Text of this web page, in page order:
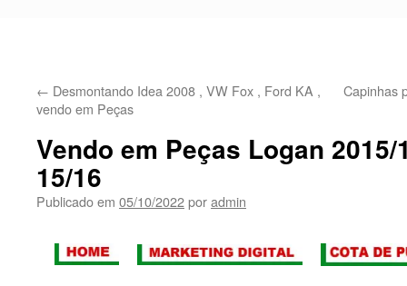
← Desmontando Idea 2008 , VW Fox , Ford KA ,
vendo em Peças
Capinhas
Vendo em Peças Logan
15/16
Publicado em 05/10/2022poradmin